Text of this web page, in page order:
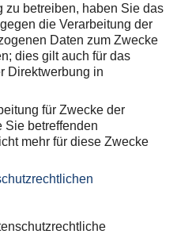
zu betreiben, haben Sie das
die Verarbeitung der
Daten zum Zwecke
dies gilt auch für das
Direktwerbung in
für Zwecke der
Sie betreffenden
mehr für diese Zwecke